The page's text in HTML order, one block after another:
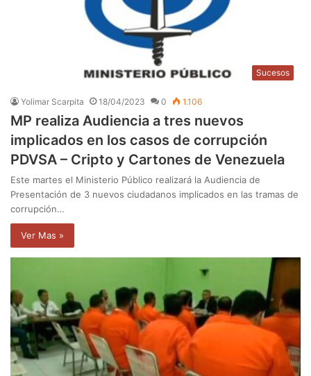
Sucesos
Yolimar Scarpita 18/04/2023 0 1.106
MP realiza Audiencia a tres nuevos
implicados en los casos de corrupción
PDVSA – Cripto y Cartones de Venezuela
Este martes el Ministerio Público realizará la Audiencia de
Presentación de 3 nuevos ciudadanos implicados en las tramas de
corrupción…
Ver Mas »